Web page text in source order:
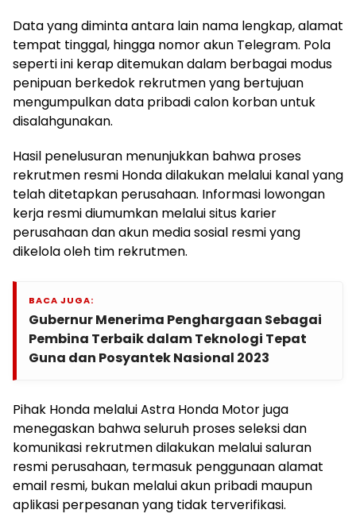
Data yang diminta antara lain nama lengkap, alamat
tempat tinggal, hingga nomor akun Telegram. Pola
seperti ini kerap ditemukan dalam berbagai modus
penipuan berkedok rekrutmen yang bertujuan
mengumpulkan data pribadi calon korban untuk
disalahgunakan.
Hasil penelusuran menunjukkan bahwa proses
rekrutmen resmi Honda dilakukan melalui kanal yang
telah ditetapkan perusahaan. Informasi lowongan
kerja resmi diumumkan melalui situs karier
perusahaan dan akun media sosial resmi yang
dikelola oleh tim rekrutmen.
BACA JUGA:
Gubernur Menerima Penghargaan Sebagai
Pembina Terbaik dalam Teknologi Tepat
Guna dan Posyantek Nasional 2023
Pihak Honda melalui Astra Honda Motor juga
menegaskan bahwa seluruh proses seleksi dan
komunikasi rekrutmen dilakukan melalui saluran
resmi perusahaan, termasuk penggunaan alamat
email resmi, bukan melalui akun pribadi maupun
aplikasi perpesanan yang tidak terverifikasi.